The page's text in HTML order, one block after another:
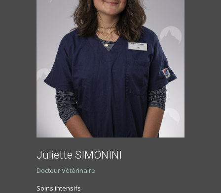
Juliette SIMONINI
Docteur Vétérinaire
Soins intensifs